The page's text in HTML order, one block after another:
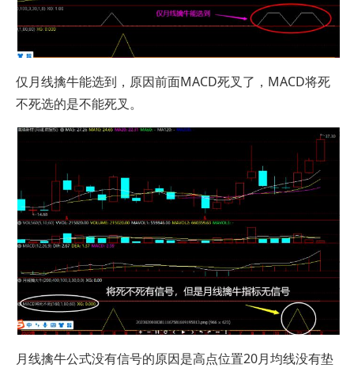
仅月线擒牛能选到，原因前面MACD死叉了，MACD将死
不死选的是不能死叉。
月线擒牛公式没有信号的原因是高点位置20月均线没有垫